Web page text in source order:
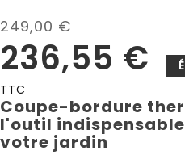
249,00 €
236,55 €
TTC
Coupe-bordure
l'outil
votre jardin